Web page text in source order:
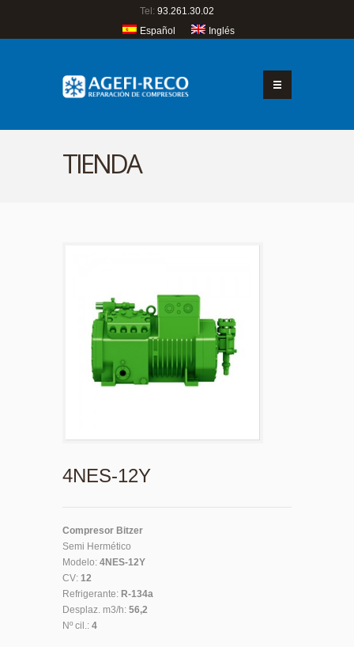
Tel: 93.261.30.02
Español
Inglés
TIENDA
4NES-12Y
Compresor Bitzer
Semi Hermético
Modelo: 4NES-12Y
CV: 12
Refrigerante: R-134a
Desplaz. m3/h: 56,2
Nº cil.: 4